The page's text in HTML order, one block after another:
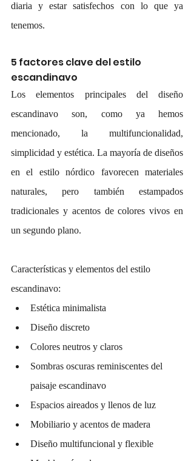
diaria y estar satisfechos con lo que ya
tenemos.
5 factores clave del estilo
escandinavo
Los elementos principales del diseño
escandinavo son, como ya hemos
mencionado, la multifuncionalidad,
simplicidad y estética. La mayoría de diseños
en el estilo nórdico favorecen materiales
naturales, pero también estampados
tradicionales y acentos de colores vivos en
un segundo plano.
Características y elementos del estilo
escandinavo:
Estética minimalista
Diseño discreto
Colores neutros y claros
Sombras oscuras reminiscentes del
paisaje escandinavo
Espacios aireados y llenos de luz
Mobiliario y acentos de madera
Diseño multifuncional y flexible